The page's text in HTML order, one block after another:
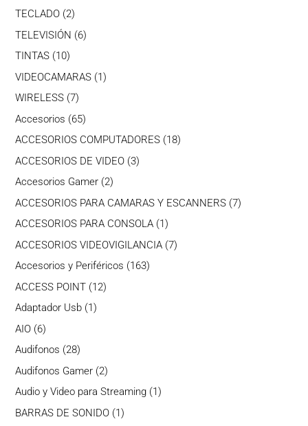
TECLADO 22
productos
TELEVISIÓN 66
TINTAS 1010
productos
VIDEOCAMARAS 11
WIRELESS 77
productos
Accesorios 6565
productos
ACCESORIOS COMPUTADORES 1818
ACCESORIOS DE VIDEO 33
Accesorios Gamer 22
productos
ACCESORIOS PARA CAMARAS Y ESCANNERS 77
ACCESORIOS PARA CONSOLA 1 1
producto
ACCESORIOS VIDEOVIGILANCIA 77
Accesorios y Periféricos 163163
ACCESS POINT 1212
Adaptador Usb 1 1
AIO 66
productos
Audifonos 2828
productos
Audifonos Gamer 22
productos
Audio y Video para Streaming 1 1
BARRAS DE SONIDO 11